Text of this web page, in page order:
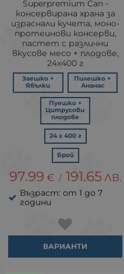
Superpremium Can -
консервирана храна за
израснали кучета, моно-
протеинови консерви,
пастет с различни
вкусове месо + плодове,
24х400 г
Заешко +
Ябълки
Пилешко +
Ананас
Пуешко +
Цитрусови
плодове
24 х 400 г
Брой
97.99 € / 191.65 ЛВ.
Възраст: от 1 до 7
години
ВАРИАНТИ